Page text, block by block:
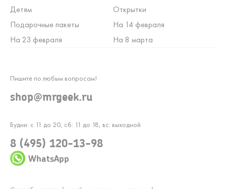
Детям
Открытки
Подарочные пакеты
На 14 февраля
На 23 февраля
На 8 марта
Будни: с 11 до 20, сб: 11 до 18, вс: выходной
8 (495) 120-13-98
WhatsApp
Пишите по любым вопросам!
shop@mrgeek.ru